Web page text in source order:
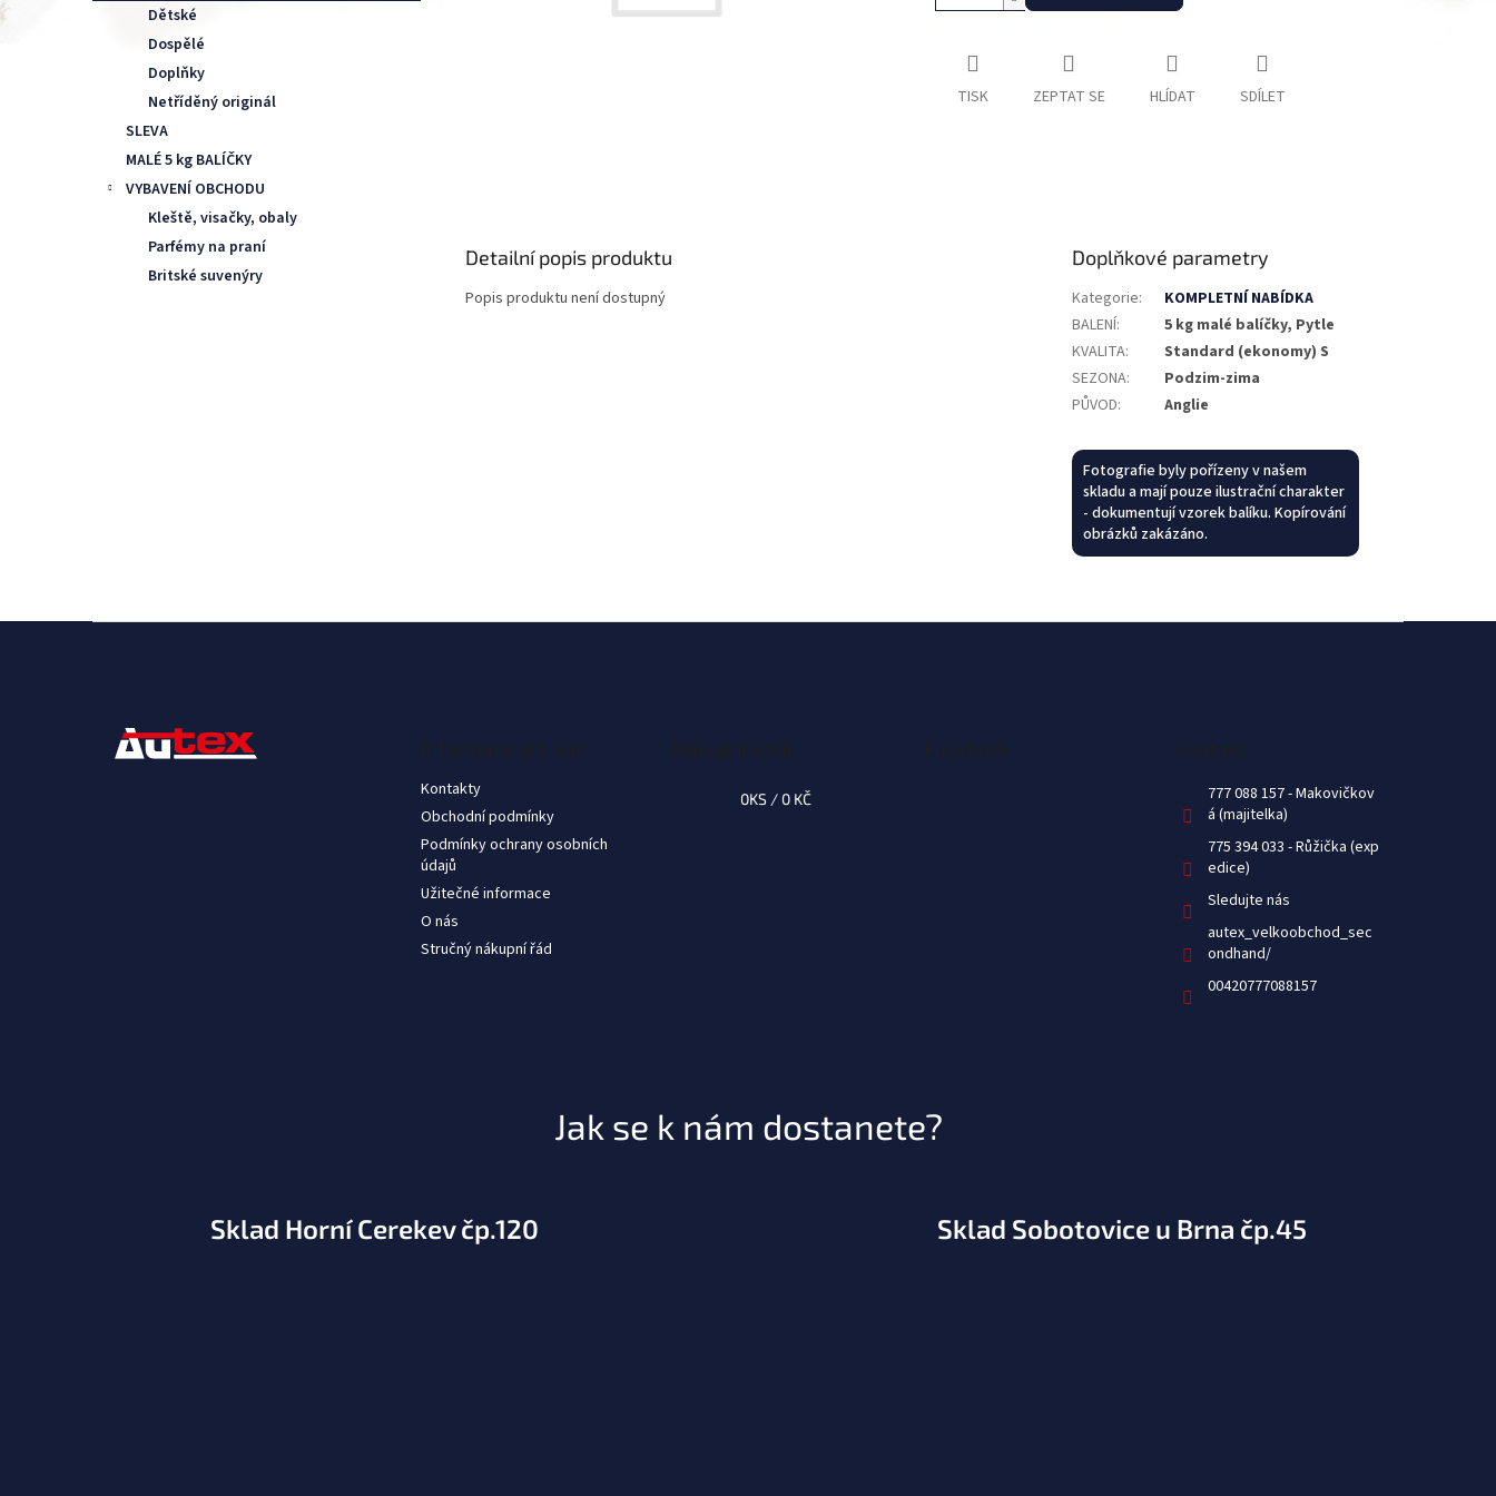
Dětské
Dospělé
Doplňky
Netříděný originál
SLEVA
MALÉ 5 kg BALÍČKY
VYBAVENÍ OBCHODU
Kleště, visačky, obaly
Parfémy na praní
Britské suvenýry
TISK ZEPTAT SE HLÍDAT SDÍLET
Detailní popis produktu
Popis produktu není dostupný
Doplňkové parametry
Kategorie:
KOMPLETNÍ NABÍDKA
BALENÍ:
5 kg malé balíčky, Pytle
KVALITA:
Standard (ekonomy) S
SEZONA:
Podzim-zima
PŮVOD: Anglie
Fotografie byly pořízeny v našem
skladu a mají pouze ilustrační charakter
- dokumentují vzorek balíku. Kopírování
obrázků zakázáno.
Informace pro vás
Kontakty
Obchodní podmínky
Podmínky ochrany osobních
údajů
Užitečné informace
O nás
Stručný nákupní řád
Nákupní košík
0KS / 0 KČ
Facebook Kontakt
777 088 157
775 394 033
Sledujte nás
autex_velkoobchod_sec
ondhand/
00420777088157
Jak se k nám dostanete?
Sklad Horní Cerekev čp.120 Sklad Sobotovice u Brna čp.45